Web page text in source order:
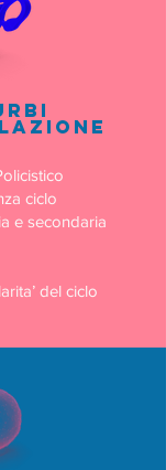
ciclo
e secondaria
del ciclo